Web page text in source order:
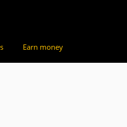
Earn money